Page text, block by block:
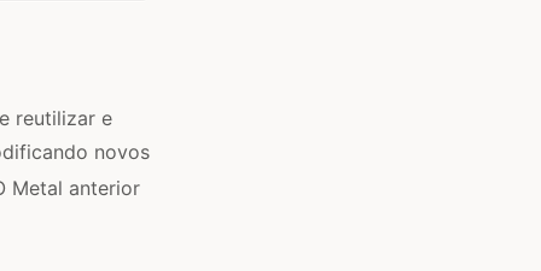
reutilizar e
novos
Metal anterior